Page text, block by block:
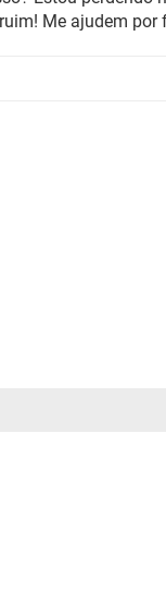
Me ajudem por